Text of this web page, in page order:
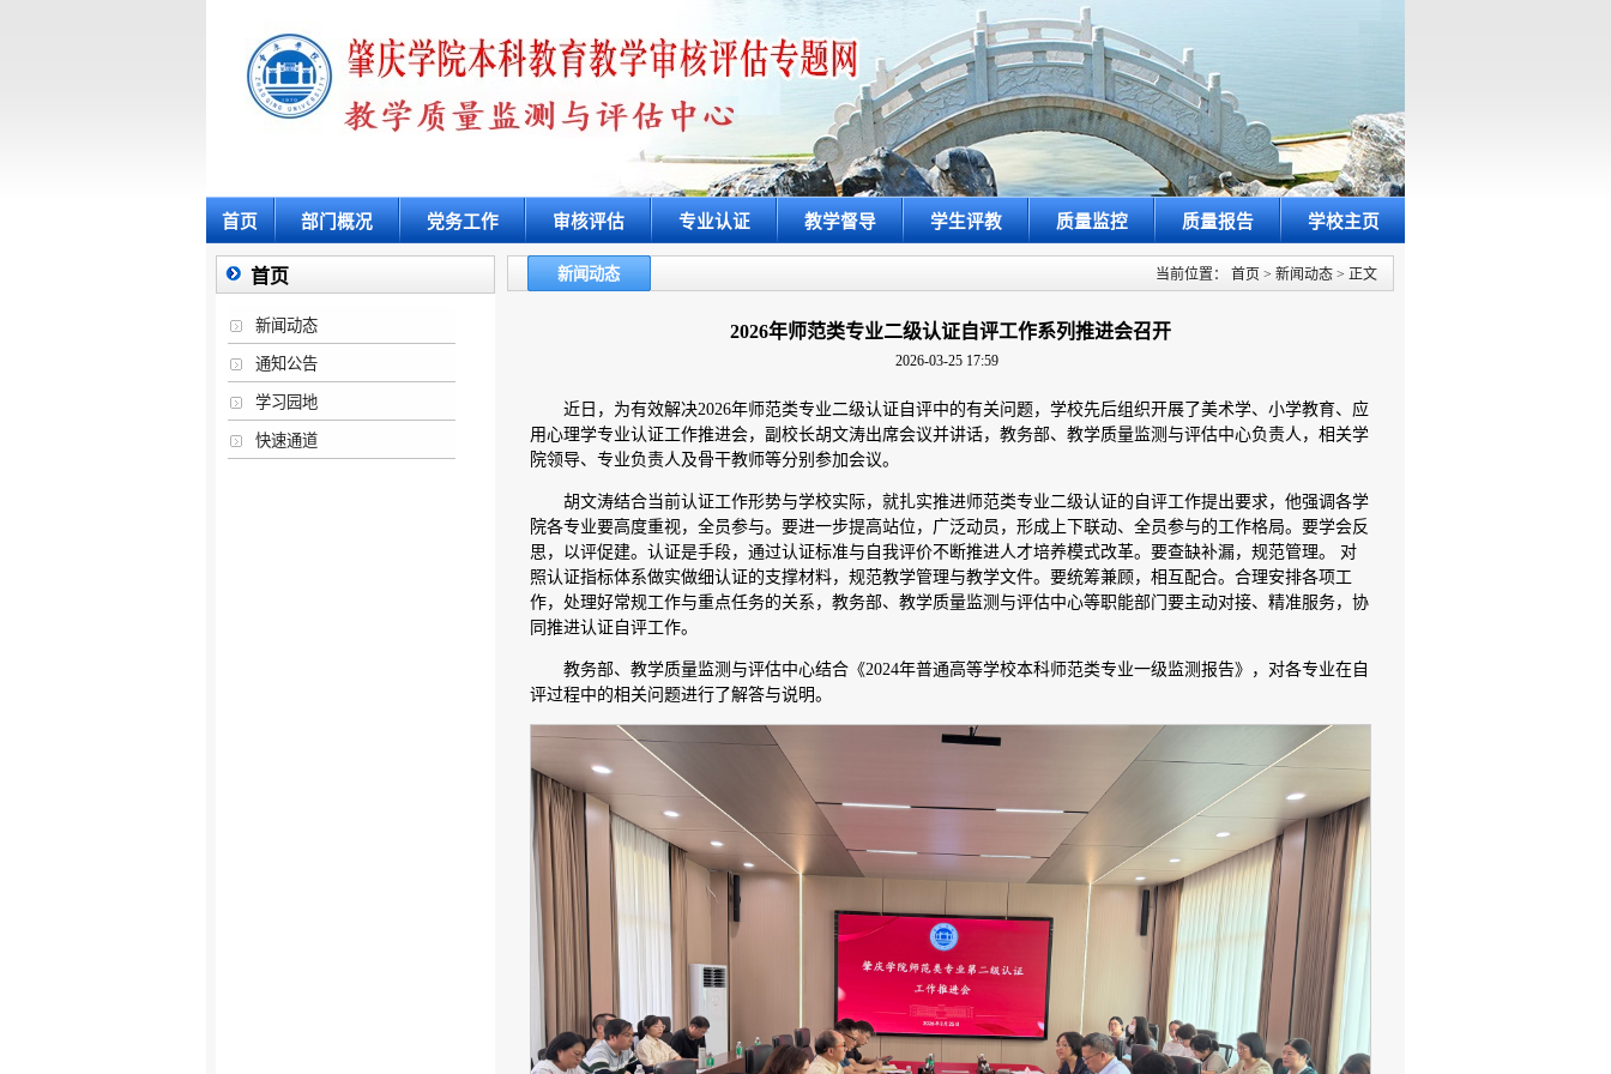
首页 部门概况 党务工作 审核评估 专业认证 教学督导 学生评教 质量监控 质量报告 学校主页
首页
新闻动态
通知公告
学习园地
快速通道
新闻动态 当前位置： 首页 > 新闻动态 > 正文
2026年师范类专业二级认证自评工作系列推进会召开
2026-03-25 17:59
近日，为有效解决2026年师范类专业二级认证自评中的有关问题，学校先后组织开展了美术学、小学教育、应
用心理学专业认证工作推进会，副校长胡文涛出席会议并讲话，教务部、教学质量监测与评估中心负责人，相关学
院领导、专业负责人及骨干教师等分别参加会议。
胡文涛结合当前认证工作形势与学校实际，就扎实推进师范类专业二级认证的自评工作提出要求，他强调各学
院各专业要高度重视，全员参与。要进一步提高站位，广泛动员，形成上下联动、全员参与的工作格局。要学会反
思，以评促建。认证是手段，通过认证标准与自我评价不断推进人才培养模式改革。要查缺补漏，规范管理。 对
照认证指标体系做实做细认证的支撑材料，规范教学管理与教学文件。要统筹兼顾，相互配合。合理安排各项工
作，处理好常规工作与重点任务的关系，教务部、教学质量监测与评估中心等职能部门要主动对接、精准服务，协
同推进认证自评工作。
教务部、教学质量监测与评估中心结合《2024年普通高等学校本科师范类专业一级监测报告》，对各专业在自
评过程中的相关问题进行了解答与说明。